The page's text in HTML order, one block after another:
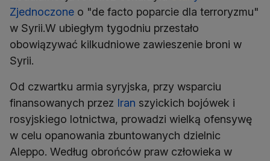
Zjednoczone o "de facto poparcie dla terroryzmu"
w Syrii.W ubiegłym tygodniu przestało
obowiązywać kilkudniowe zawieszenie broni w
Syrii.
Od czwartku armia syryjska, przy wsparciu
finansowanych przez Iran szyickich bojówek i
rosyjskiego lotnictwa, prowadzi wielką ofensywę
w celu opanowania zbuntowanych dzielnic
Aleppo. Według obrońców praw człowieka w